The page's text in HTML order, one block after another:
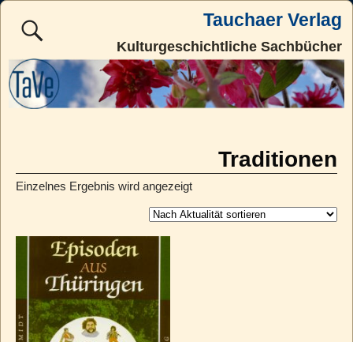
Tauchaer Verlag
Kulturgeschichtliche Sachbücher
Traditionen
Einzelnes Ergebnis wird angezeigt